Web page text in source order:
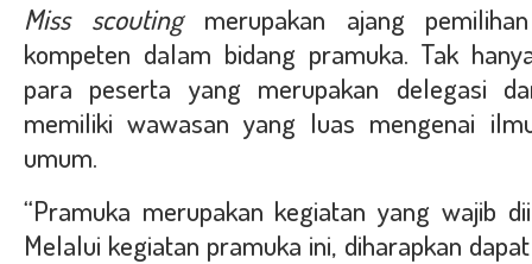
Miss scouting merupakan ajang
kompeten dalam bidang pramuka. Tak
para peserta yang merupakan delegasi
memiliki wawasan yang luas mengenai
umum.
“Pramuka merupakan kegiatan yang wajib
Melalui kegiatan pramuka ini, diharapkan